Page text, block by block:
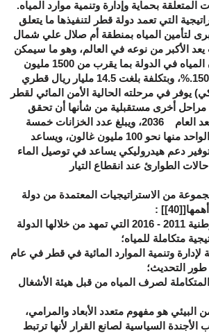
المتعلقة بحماية وإدارة وتنمية موارد المياه.
التي تعمد دولة قطر لتنفيذها ما يتعلق
لتأمين المياه بمنطقة أم صلال علي شمال
يعد الأكبر من نوعه في العالم، وهو ما سيمكن
الدولة من رفع مخزون المياه في الدولة بما يقرب من 1500 مليون
%.
، وبتكلفة بلغت 14.5 مليار ريال قطري
يوفر في مرحلته الحالية الأمن المائي لقطر
تتبعها مراحل أخرى مستقبلية من شأنها أن تحقق
الأمن المائي حتى ما بعد العام 2036، ويبلغ عدد الخزانات خمسة
عشر خزانا، تبلغ سعة الواحد منها نحو 100 مليون غالون، ويساعد
توفير دعم هيدروليكي يساعد في توصيل الماء
الطوارئ عند انقطاع التيار
من الاستراتيجيات المعتمدة من دولة
[40]
] :
استراتيجية التنمية الوطنية 2011 - 2016 التي تمهد من خلالها الدولة
متكاملة للمياه؛
وتنمية الموارد المائية في قطر في عام
لصرف المياه من قبل هيئة الأشغال
البيئي هو مفهوم متعدد الأبعاد والمرامي،
السياسية لصانع القرار لأنها ترتبط